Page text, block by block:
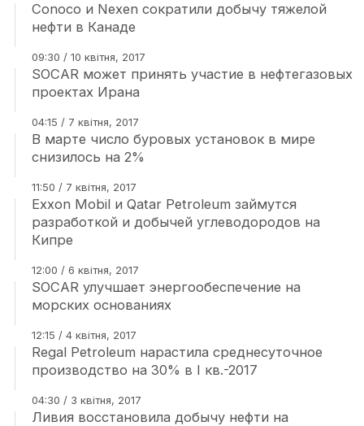
Conoco и Nexen сократили добычу тяжелой
нефти в Канаде
09:30 / 10 квітня, 2017
SOCAR может принять участие в нефтегазовых
проектах Ирана
04:15 / 7 квітня, 2017
В марте число буровых установок в мире
снизилось на 2%
11:50 / 7 квітня, 2017
Exxon Mobil и Qatar Petroleum займутся
разработкой и добычей углеводородов на
Кипре
12:00 / 6 квітня, 2017
SOCAR улучшает энергообеспечение на
морских основаниях
12:15 / 4 квітня, 2017
Regal Petroleum нарастила среднесуточное
производство на 30% в I кв.-2017
04:30 / 3 квітня, 2017
Ливия восстановила добычу нефти на